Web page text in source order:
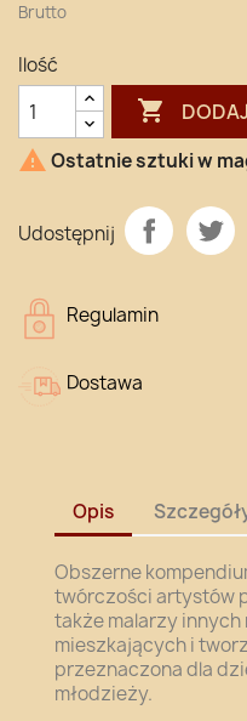
Brutto
Ilość

 Ostatnie sztuki w
Udostępnij
Regulamin
Dostawa
Opis
Obszerne
twórczości artystów
także malarzy innych
mieszkających i
przeznaczona dla
młodzieży.